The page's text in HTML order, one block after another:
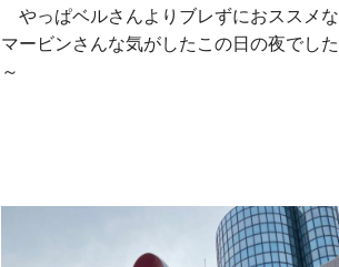
やっぱベルさんよりブレずにおススメな
マービンさんな気がしたこの日の夜でした
～